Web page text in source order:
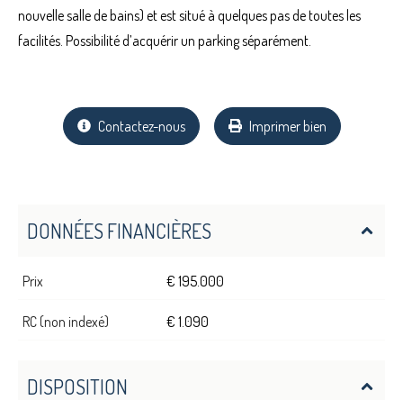
nouvelle salle de bains) et est situé à quelques pas de toutes les
facilités. Possibilité d’acquérir un parking séparément.
Contactez-nous Imprimer bien
DONNÉES FINANCIÈRES
Prix € 195.000
RC (non indexé) € 1.090
DISPOSITION